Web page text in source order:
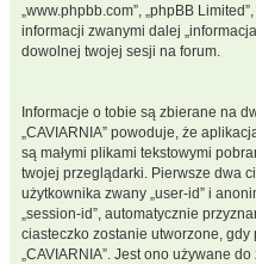
„www.phpbb.com”, „phpBB
informacji zwanymi dalej
dowolnej twojej sesji na forum.
Informacje o tobie są zbierane na
„CAVIARNIA” powoduje, że
są małymi plikami tekstowymi
twojej przeglądarki. Pierwsze dwa
użytkownika zwany „user-id” i
„session-id”, automatycznie
ciasteczko zostanie utworzone,
„CAVIARNIA”. Jest ono używane